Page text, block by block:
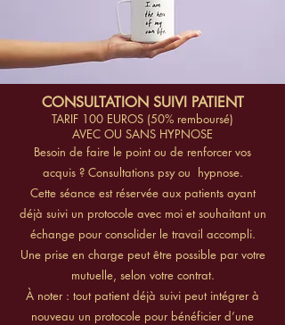
CONSULTATION SUIVI PATIENT
TARIF 100 EUROS (50% remboursé)
​AVEC OU SANS HYPNOSE
Besoin de faire le point ou de renforcer vos
acquis ? Consultations psy ou hypnose.
Cette séance est réservée aux patients ayant
déjà suivi un protocole avec moi et souhaitant un
échange pour consolider le travail accompli.
Une prise en charge peut être possible par votre
mutuelle, selon votre contrat.
À noter : tout patient déjà suivi peut intégrer à
nouveau un protocole pour bénéficier d’une